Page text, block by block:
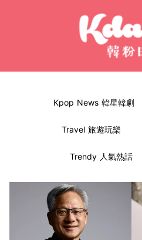
Kpop News 韓星韓劇
Travel 旅遊玩樂
Trendy 人氣熱話